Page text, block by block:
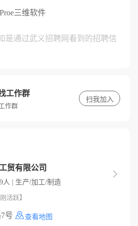
三维软件
是通过武义招聘网看到的招聘信
工作群
作群
扫我加入
贸有限公司
人 | 生产/加工/制造

活跃】
号 查看地图